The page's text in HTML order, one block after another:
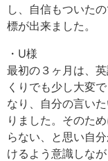
し、自信もついた
標が出来ました。
・U様
最初の３ヶ月は、
くりでも少し大変
なり、自分の言い
りました。そのた
らない、と思い自
けるよう意識しな